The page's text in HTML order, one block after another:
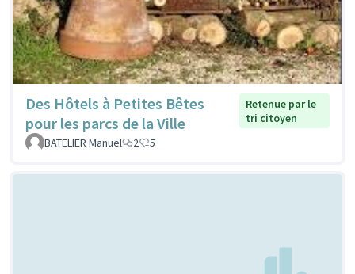
Des Hôtels à Petites Bêtes
pour les parcs de la Ville
Retenue par le
tri citoyen
BATELIER Manuel
2 5